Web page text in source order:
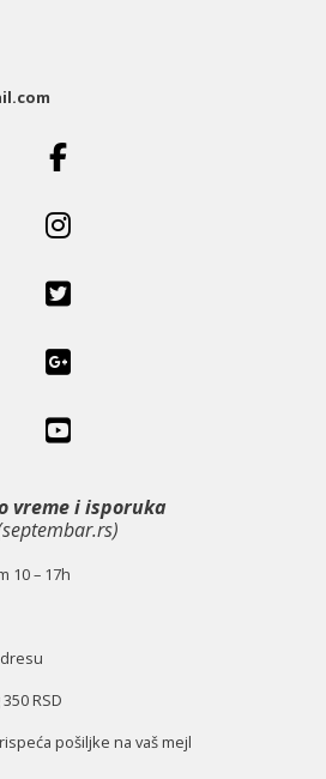
vreme i isporuka
10 – 17h
RSD
pošiljke na vaš mejl